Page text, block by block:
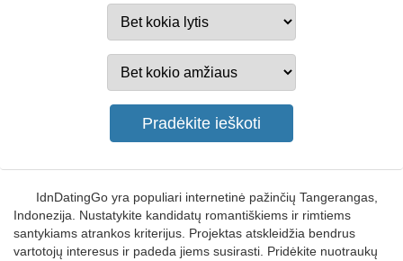
IdnDatingGo yra populiari internetinė pažinčių Tangerangas,
Indonezija. Nustatykite kandidatų romantiškiems ir rimtiems
santykiams atrankos kriterijus. Projektas atskleidžia bendrus
vartotojų interesus ir padeda jiems susirasti. Pridėkite nuotraukų